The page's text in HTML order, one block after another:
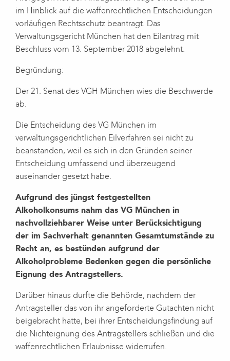
im Hinblick auf die waffenrechtlichen Entscheidungen
vorläufigen Rechtsschutz beantragt. Das
Verwaltungsgericht München hat den Eilantrag mit
Beschluss vom 13. September 2018 abgelehnt.
Begründung:
Der 21. Senat des VGH München wies die Beschwerde
ab.
Die Entscheidung des VG München im
verwaltungsgerichtlichen Eilverfahren sei nicht zu
beanstanden, weil es sich in den Gründen seiner
Entscheidung umfassend und überzeugend
auseinander gesetzt habe.
Aufgrund des jüngst festgestellten
Alkoholkonsums nahm das VG München in
nachvollziehbarer Weise unter Berücksichtigung
der im Sachverhalt genannten Gesamtumstände zu
Recht an, es bestünden aufgrund der
Alkoholprobleme Bedenken gegen die persönliche
Eignung des Antragstellers.
Darüber hinaus durfte die Behörde, nachdem der
Antragsteller das von ihr angeforderte Gutachten nicht
beigebracht hatte, bei ihrer Entscheidungsfindung auf
die Nichteignung des Antragstellers schließen und die
waffenrechtlichen Erlaubnisse widerrufen.